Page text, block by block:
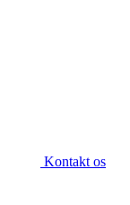
Kontakt os